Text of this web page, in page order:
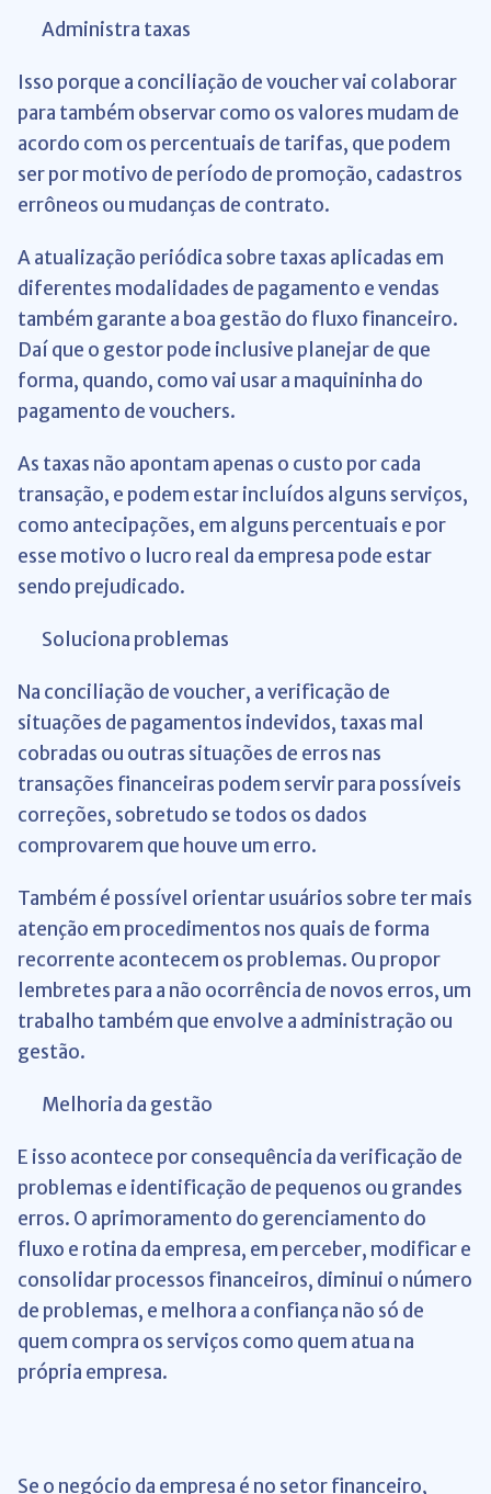
Administra taxas
Isso porque a conciliação de voucher vai colaborar
para também observar como os valores mudam de
acordo com os percentuais de tarifas, que podem
ser por motivo de período de promoção, cadastros
errôneos ou mudanças de contrato.
A atualização periódica sobre taxas aplicadas em
diferentes modalidades de pagamento e vendas
também garante a boa gestão do fluxo financeiro.
Daí que o gestor pode inclusive planejar de que
forma, quando, como vai usar a maquininha do
pagamento de vouchers.
As taxas não apontam apenas o custo por cada
transação, e podem estar incluídos alguns serviços,
como antecipações, em alguns percentuais e por
esse motivo o lucro real da empresa pode estar
sendo prejudicado.
Soluciona problemas
Na conciliação de voucher, a verificação de
situações de pagamentos indevidos, taxas mal
cobradas ou outras situações de erros nas
transações financeiras podem servir para possíveis
correções, sobretudo se todos os dados
comprovarem que houve um erro.
Também é possível orientar usuários sobre ter mais
atenção em procedimentos nos quais de forma
recorrente acontecem os problemas. Ou propor
lembretes para a não ocorrência de novos erros, um
trabalho também que envolve a administração ou
gestão.
Melhoria da gestão
E isso acontece por consequência da verificação de
problemas e identificação de pequenos ou grandes
erros. O aprimoramento do gerenciamento do
fluxo e rotina da empresa, em perceber, modificar e
consolidar processos financeiros, diminui o número
de problemas, e melhora a confiança não só de
quem compra os serviços como quem atua na
própria empresa.
Se o negócio da empresa é no setor financeiro,